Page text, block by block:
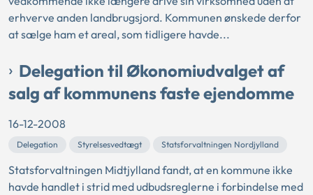
erhverve anden landbrugsjord. Kommunen ønskede derfor
at sælge ham et areal, som tidligere havde...
Delegation til Økonomiudvalget af
salg af kommunens faste ejendomme
16-12-2008
Delegation Styrelsesvedtægt Statsforvaltningen Nordjylland
Statsforvaltningen Midtjylland fandt, at en kommune ikke
havde handlet i strid med udbudsreglerne i forbindelse med